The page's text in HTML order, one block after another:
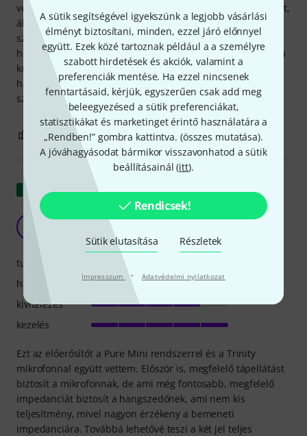
A sütik segítségével igyekszünk a legjobb vásárlási
élményt biztosítani, minden, ezzel járó előnnyel
együtt. Ezek közé tartoznak például a a személyre
szabott hirdetések és akciók, valamint a
preferenciák mentése. Ha ezzel nincsenek
fenntartásaid, kérjük, egyszerűen csak add meg
beleegyezésed a sütik preferenciákat,
statisztikákat és marketinget érintő használatára a
„Rendben!” gombra kattintva. (összes mutatása).
A jóváhagyásodat bármikor visszavonhatod a sütik
beállításainál (itt).
Rendicsek!
Sütik elutasítása Részletek
Impresszum · Adatvédelmi nyilatkozat
vettem volna meg. Azonban miután együtt kipróbáltam őket,
álomszerű volt. Az Ibanez 12 húros gitárom még soha nem
szólt ilyen jól, sem klubrendszeren, sem otthoni keverőn! A
hangzás tiszta, erőteljes és kristálytiszta, a hangszedők és a
kondenzátormikrofon közötti egyensúly pedig
hajszálpontosan és látványos hangzással állítható. Ha
szereted az akusztikus gitárodat, add oda ezt az ajándékot!
0 JELENTEM!
Eredeti megjelenítése
Fantasztikus
AleAndre 09.04.2018
Ezt az előerősítőt a Pure Mini rendszerrel és a Trinity
mikrofonnal együtt vettem. Először is, megfelelő tápellátást
biztosít a mikrofonnak, de ami még fontosabb, megfelelő
impedanciát biztosít a hangszedőnek, ami nem kis
teljesítmény, mivel nagyon érzékeny a bemeneti
impedanciára. Továbbá lehetővé teszi a két jel teljes
tulajdonsagok
hangzás
kivitelezés
kezelés